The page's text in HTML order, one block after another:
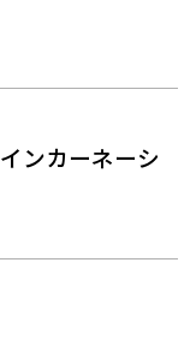
ンカーネーシ